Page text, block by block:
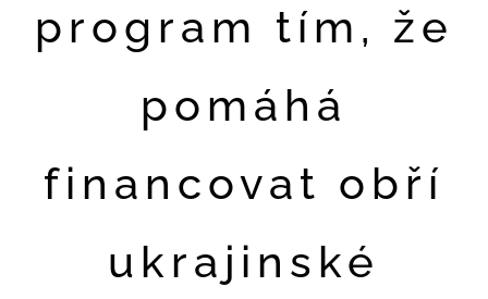
program tím, že
pomáhá
financovat obří
ukrajinské